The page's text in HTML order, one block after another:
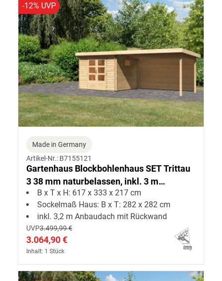
-12% UVP
Made in Germany
Artikel-Nr.: B7155121
Gartenhaus Blockbohlenhaus SET Trittau
3 38 mm naturbelassen, inkl. 3 m
Anbaudach + Rückwand
B x T x H: 617 x 333 x 217 cm
Sockelmaß Haus: B x T: 282 x 282 cm
inkl. 3,2 m Anbaudach mit Rückwand
UVP3.499,99 €
3.064,90 €
Inhalt: 1 Stück